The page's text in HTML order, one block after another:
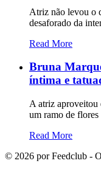
Atriz não levou o
desaforado da
Read More
Bruna
íntima e
A atriz aproveitou
um ramo de
Read More
© 2026 por Feedclub -